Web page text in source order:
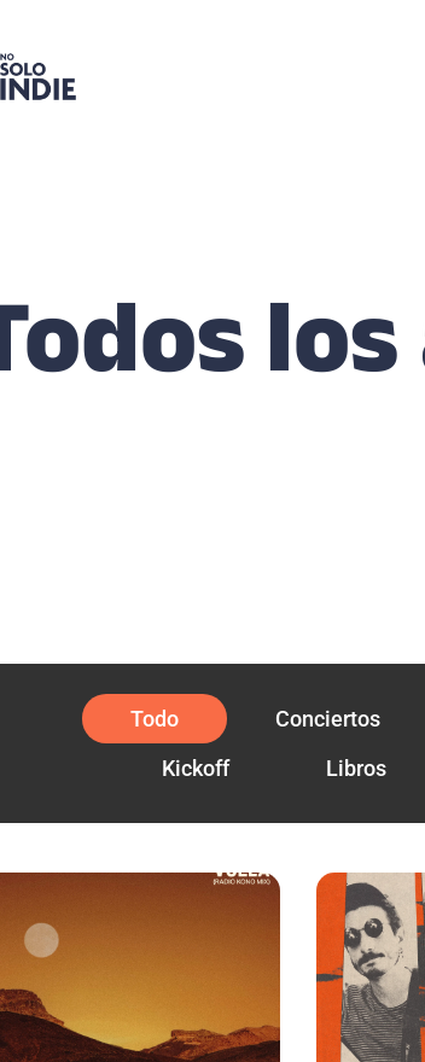
Conciertos
Kickoff
Libros
Todo